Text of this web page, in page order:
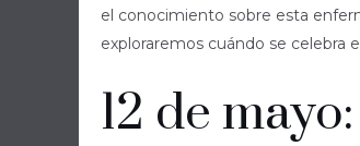
el conocimiento sobre esta
exploraremos cuándo se celebra
12 de